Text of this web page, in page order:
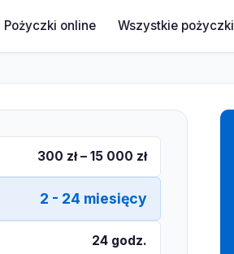
Pożyczki online Wszystkie pożyczki
300 zł – 15 000 zł
2 - 24 miesięcy
24 godz.